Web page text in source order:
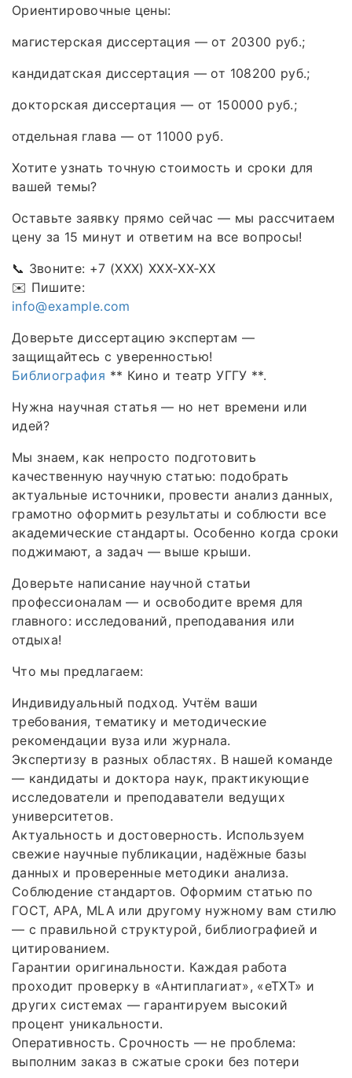
Ориентировочные цены:
магистерская диссертация — от 20300 руб.;
кандидатская диссертация — от 108200 руб.;
докторская диссертация — от 150000 руб.;
отдельная глава — от 11000 руб.
Хотите узнать точную стоимость и сроки для
вашей темы?
Оставьте заявку прямо сейчас — мы рассчитаем
цену за 15 минут и ответим на все вопросы!
📞 Звоните: +7 (XXX) XXX‑XX‑XX
✉️ Пишите:
info@example.com
Доверьте диссертацию экспертам —
защищайтесь с уверенностью!
Библиография ** Кино и театр УГГУ **.
Нужна научная статья — но нет времени или
идей?
Мы знаем, как непросто подготовить
качественную научную статью: подобрать
актуальные источники, провести анализ данных,
грамотно оформить результаты и соблюсти все
академические стандарты. Особенно когда сроки
поджимают, а задач — выше крыши.
Доверьте написание научной статьи
профессионалам — и освободите время для
главного: исследований, преподавания или
отдыха!
Что мы предлагаем:
Индивидуальный подход. Учтём ваши
требования, тематику и методические
рекомендации вуза или журнала.
Экспертизу в разных областях. В нашей команде
— кандидаты и доктора наук, практикующие
исследователи и преподаватели ведущих
университетов.
Актуальность и достоверность. Используем
свежие научные публикации, надёжные базы
данных и проверенные методики анализа.
Соблюдение стандартов. Оформим статью по
ГОСТ, APA, MLA или другому нужному вам стилю
— с правильной структурой, библиографией и
цитированием.
Гарантии оригинальности. Каждая работа
проходит проверку в «Антиплагиат», «eTXT» и
других системах — гарантируем высокий
процент уникальности.
Оперативность. Срочность — не проблема:
выполним заказ в сжатые сроки без потери